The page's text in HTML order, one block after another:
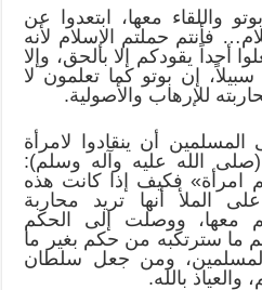
واللقاء معها، ابتعدوا عن
فأنتم حملتم الإسلام لأنه
أحداً يقودكم إلا بالحق، وإلا
إن بوتو كما تعلمون لا
للإرهاب والأصولية.
أن ينقادوا لامرأة
(صلى الله عليه وآله وسلم):
امرأة» فكيف إذا كانت هذه
الملأ أنها تريد محاربة
معها، ووصلت إلى الحكم
ما سترتكبه من حكم بغير ما
ومن جعل سلطان
بالله.